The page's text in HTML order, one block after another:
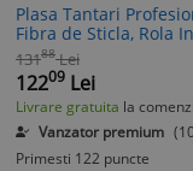
Plasa Tantari
Fibra de Sticla, Rola
13188 Lei
12209 Lei
Livrare gratuita la
Vanzator premium
Primesti 122 puncte